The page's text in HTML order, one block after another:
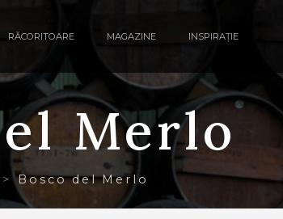
RĂCORITOARE MAGAZINE INSPIRAȚIE
Merlo
Bosco del Merlo